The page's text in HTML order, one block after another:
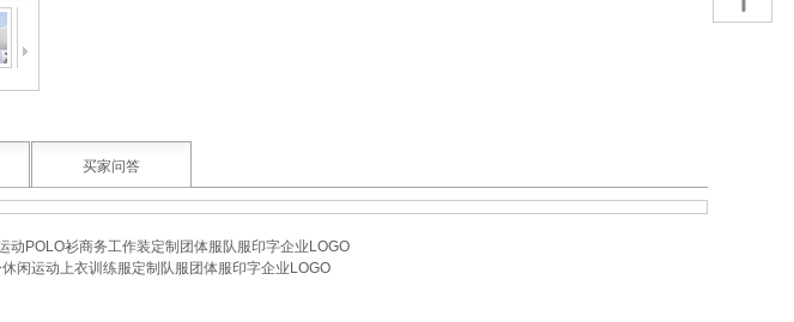
买家问答
POLO衫商务工作装定制团体服队服印字企业LOGO
闲运动上衣训练服定制队服团体服印字企业LOGO